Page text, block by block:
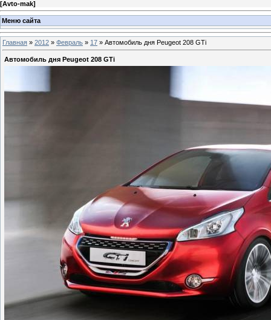
[Avto-mak]
Меню сайта
Главная » 2012 » Февраль » 17 » Автомобиль дня Peugeot 208 GTi
Автомобиль дня Peugeot 208 GTi